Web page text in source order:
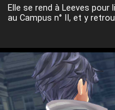
Elle se rend à Leeves pour
au Campus n° II, et y